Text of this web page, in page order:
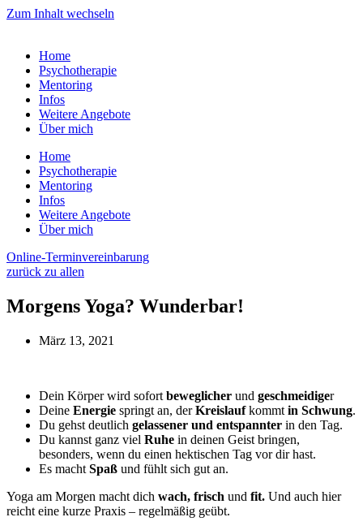
Zum Inhalt wechseln
Home
Psychotherapie
Mentoring
Infos
Weitere Angebote
Über mich
Home
Psychotherapie
Mentoring
Infos
Weitere Angebote
Über mich
Online-Terminvereinbarung
zurück zu allen
Morgens Yoga? Wunderbar!
März 13, 2021
Dein Körper wird sofort beweglicher und geschmeidiger
Deine Energie springt an, derKreislaufkommt in Schwung.
Du gehst deutlich gelassener und entspannter in den Tag.
Du kannst ganz viel Ruhe in deinen Geist bringen,
besonders, wenn du einen hektischen Tag vor dir hast.
Es macht Spaß und fühlt sich gut an.
Yoga am Morgen macht dich wach, frisch und fit. Und auch hier
reicht eine kurze Praxis – regelmäßig geübt.